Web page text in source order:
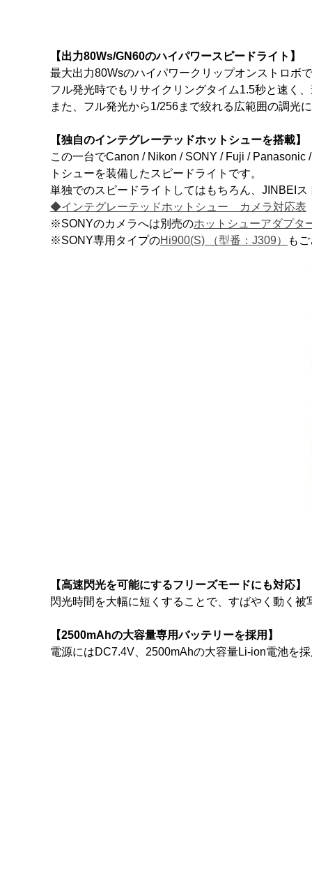
【出力80Ws/GN60のハイパワースピードライト】
最大出力80Wsのハイパワークリップオンストロボ
フル発光時でもリサイクリングタイム1.5秒と速く
また、フル発光から1/256まで絞れる広範囲の調光
【独自のインテグレーテッドホットシューを搭載】
この一台でCanon / Nikon / SONY / Fuji /
トシューを装備したスピードライトです。
単独でのスピードライトしてはもちろん、JINBEI
◆インテグレーテッドホットシュー カメラ対応表
※SONYのカメラへは別売のホットシューアダプタ
※SONY専用タイプのHi900(S) （型番：J309） も
【高速閃光を可能にするフリーズモードにも対応】
閃光時間を大幅に短くすることで、すばやく動く
【2500mAhの大容量専用バッテリーを採用】
電源にはDC7.4V、2500mAhの大容量Li-ion電池を